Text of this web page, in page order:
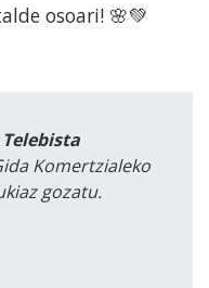
osoari! 🌸💚
Komertzialeko
gozatu.